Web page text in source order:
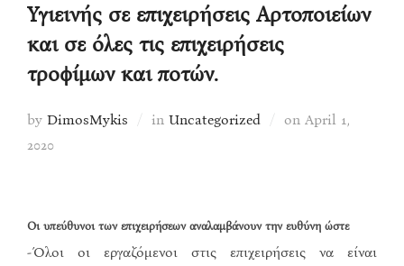
Υγιεινής σε επιχειρήσεις Αρτοποιείων
και σε όλες τις επιχειρήσεις
τροφίμων και ποτών.
by DimosMykis in Uncategorized on Posted
April 1,
2020
Οι υπεύθυνοι των επιχειρήσεων αναλαμβάνουν την ευθύνη ώστε
-Όλοι οι εργαζόμενοι στις επιχειρήσεις να είναι